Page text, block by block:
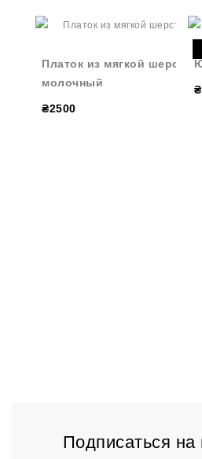
Платок из мягкой шерсти
молочный
₴2500
Подписаться на